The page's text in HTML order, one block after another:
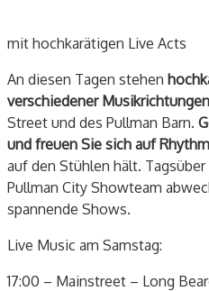
mit hochkarätigen Live Acts
An diesen Tagen stehen
verschiedener Musikrichtungen
Street und des Pullman Barn.
und freuen Sie sich auf
auf den Stühlen hält.
Pullman City Showteam
spannende Shows.
Live Music am Samstag:
17:00 – Mainstreet – Long